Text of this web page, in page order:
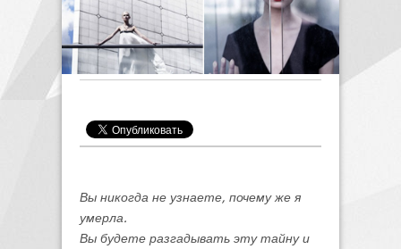
Вы никогда не узнаете, почему же я
умерла.
Вы будете разгадывать эту тайну и